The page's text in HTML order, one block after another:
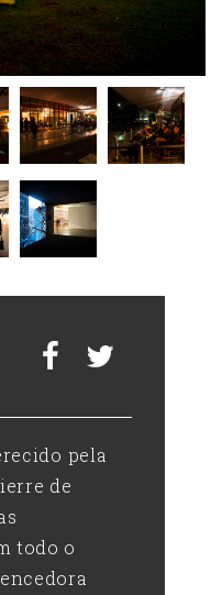
F
F
F
pela
de
todo o